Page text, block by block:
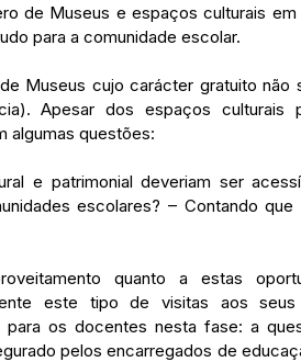
de Museus e espaços culturais em
para a comunidade escolar.
Museus cujo carácter gratuito não
Apesar dos espaços culturais
algumas questões:
e patrimonial deveriam ser
escolares? – Contando que
quanto a estas
este tipo de visitas aos seus
os docentes nesta fase: a
pelos encarregados de